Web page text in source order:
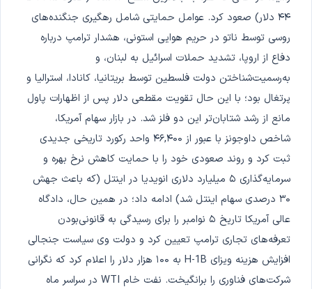
۴۴ دلار) صعود کرد. عوامل حمایتی شامل رهگیری جنگنده‌های
روسی توسط ناتو در حریم هوایی استونی، هشدار ترامپ درباره
دفاع از اروپا، تشدید حملات اسرائیل به لبنان، و
به‌رسمیت‌شناختن دولت فلسطین توسط بریتانیا، کانادا، استرالیا و
پرتغال بود؛ با این حال تقویت مقطعی دلار پس از اظهارات پاول
مانع از رشد شتابان‌تر این دو فلز شد. در بازار سهام آمریکا،
شاخص داوجونز با عبور از ۴۶,۴۰۰ واحد رکورد تاریخی جدیدی
ثبت کرد و روند صعودی خود را با حمایت کاهش نرخ بهره و
سرمایه‌گذاری ۵ میلیارد دلاری انویدیا در اینتل (که باعث جهش
۳۰ درصدی سهام اینتل شد) ادامه داد؛ در همین حال، دادگاه
عالی آمریکا تاریخ ۵ نوامبر را برای رسیدگی به قانونی‌بودن
تعرفه‌های تجاری ترامپ تعیین کرد و دولت وی سیاست جنجالی
افزایش هزینه ویزای H-1B به ۱۰۰ هزار دلار را اعلام کرد که نگرانی
شرکت‌های فناوری را برانگیخت. نفت خام WTI در سراسر ماه